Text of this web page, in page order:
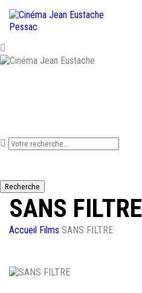
Recherche
SANS FILTRE
Accueil Films SANS FILTRE